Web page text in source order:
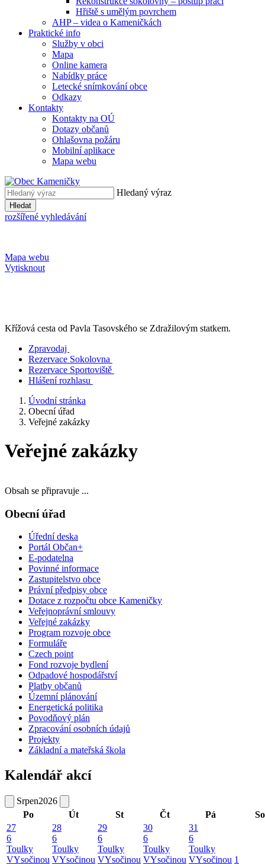
Hřiště s umělým povrchem
AHP – videa o Kameničkách
Praktické info
Služby v obci
Mapa
Online kamera
Nabídky práce
Letecké snímkování obce
Odkazy
Kontakty
Kontakty na OÚ
Dotazy občanů
Ohlašovna požáru
Mobilní aplikace
Mapa webu
Hledaný výraz
Hledat
rozšířené vyhledávání
Mapa webu
Vytisknout
Křížová cesta od Pavla Tasovského se Zdražilovým statkem.
Zpravodaj
Rezervace Sokolovna
Rezervace Sportoviště
Hlášení rozhlasu
Úvodní stránka
Obecní úřad
Veřejné zakázky
Veřejné zakázky
Obsah se připravuje ...
Obecní úřad
Úřední deska
Portál Občan+
E-podatelna
Povinné informace
Zastupitelstvo obce
Právní předpisy obce
Dotace z rozpočtu obce Kameničky
Veřejnoprávní smlouvy
Veřejné zakázky
Program rozvoje obce
Formuláře
Czech point
Fond rozvoje bydlení
Odpadové hospodářství
Platby občanů
Územní plánování
Energetická politika
Povodňový plán
Zpracování osobních údajů
Projekty
Základní a mateřská škola
Kalendář akcí
Srpen2026
Po
Út St Čt Pá
So
27
6
Toulky
VYsočinou
28
6
Toulky
VYsočinou
29
6
Toulky
VYsočinou
30
6
Toulky
VYsočinou
31
6
Toulky
VYsočinou 1